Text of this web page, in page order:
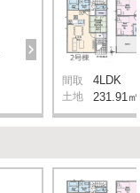
間取 4LDK
土地 231.91㎡